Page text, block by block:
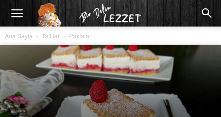
Ana Sayfa Tatlılar Pastalar